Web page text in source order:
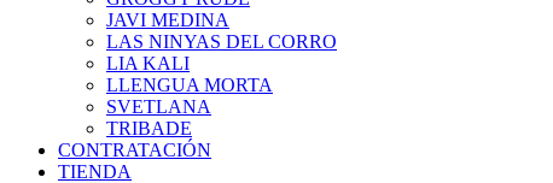
JAVI MEDINA
LAS NINYAS DEL CORRO
LIA KALI
LLENGUA MORTA
SVETLANA
TRIBADE
CONTRATACIÓN
TIENDA